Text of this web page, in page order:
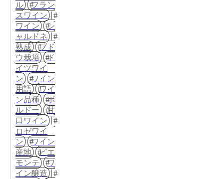
ル
フラン
スワイン
ワイン
シ
ャルドネ
熟成
ブド
ウ栽培
ド
イツワイ
ン
ワイン
用語
ワイ
ン品種
ボ
ルドー
甘
口ワイン
ロゼワイ
ン
ワイン
産地
ピエ
モンテ
ワ
イン醸造